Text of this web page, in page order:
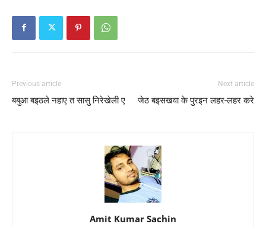
Previous article
बबुआ बइठले नहाए त सासु निरेखेली ए
Next article
जेठ बइसखवा के पुरइन लहर-लहर करे
Amit Kumar Sachin